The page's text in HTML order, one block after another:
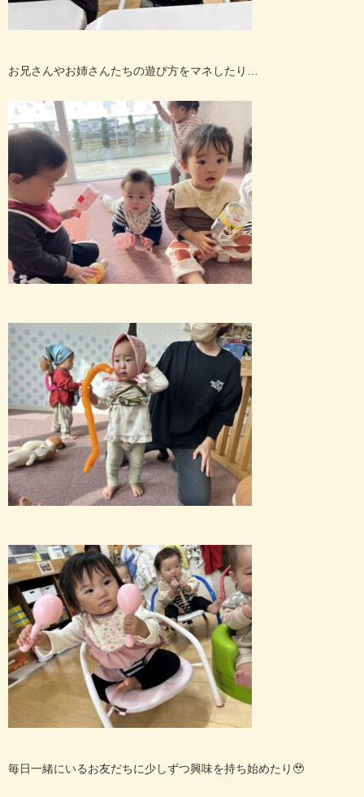
お兄さんやお姉さんたちの遊び方をマネしたり…
毎日一緒にいるお友だちに少しずつ興味を持ち始めたり🥹